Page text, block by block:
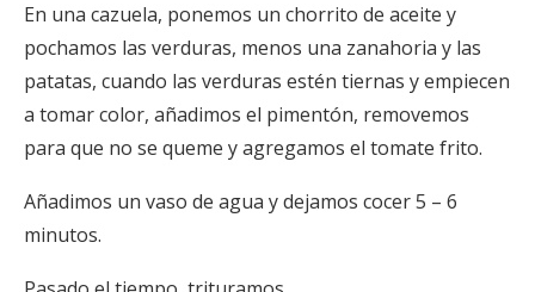
En una cazuela, ponemos un chorrito de aceite y
pochamos las verduras, menos una zanahoria y las
patatas, cuando las verduras estén tiernas y empiecen
a tomar color, añadimos el pimentón, removemos
para que no se queme y agregamos el tomate frito.
Añadimos un vaso de agua y dejamos cocer 5 – 6
minutos.